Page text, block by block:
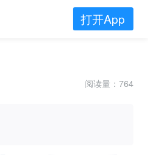
打开App
阅读量：764